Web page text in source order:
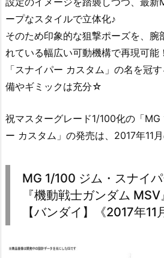
ープなスタイルで立体化♪
そのため印象的な狙撃ポーズを、腕
れている幅広い可動機構で再現可能！
「スナイパー カスタム」の名を冠
備やギミックは充分☆
祝マスターグレード1/100化の「
ー カスタム」の発売は、2017年11
MG 1/100 ジム・スナイ
『機動戦士ガンダム
【バンダイ】《2017年11